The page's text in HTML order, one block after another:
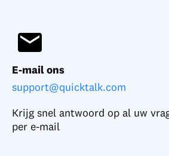
E-mail ons
support@quicktalk.com
Krijg snel antwoord op al uw
per e-mail